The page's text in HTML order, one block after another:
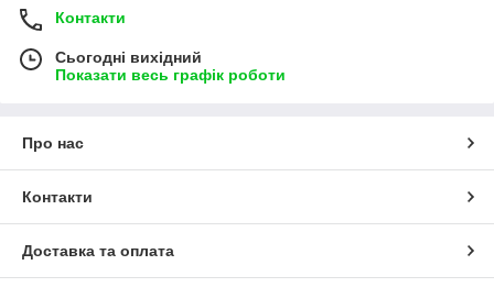
Контакти
Сьогодні вихідний
Показати весь графік роботи
Про нас
Контакти
Доставка та оплата